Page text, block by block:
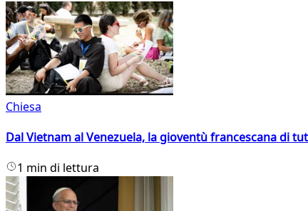
Chiesa
Dal Vietnam al Venezuela, la gioventù francescana di
1 min di lettura